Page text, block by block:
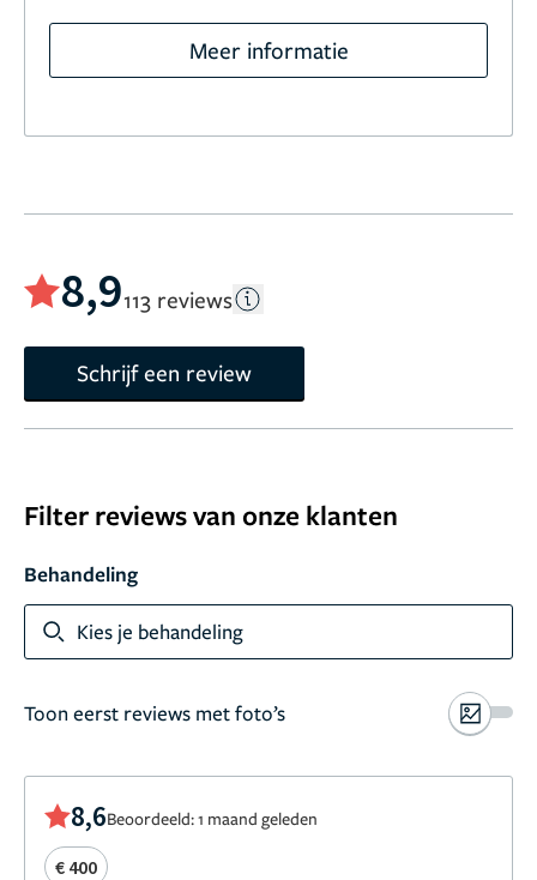
Meer informatie
8,9113 reviews
Schrijf een review
Toon meer
Filter reviews van onze klanten
Behandeling
Kies je behandeling
Toon eerst reviews met foto’s
8,6Beoordeeld: 1 maand geleden
€ 400